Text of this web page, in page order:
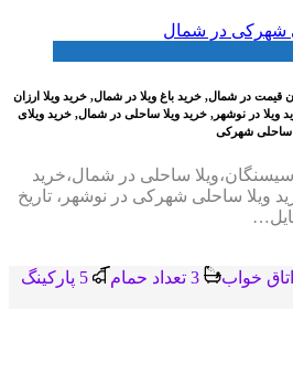
قیمت در شمال, خرید باغ ویلا در شمال, خرید ویلا ارزان
ویلا در نوشهر, خرید ویلا ساحلی در شمال, خرید ویلای
ساحلی شهرکی
ساحلی در شمال،خرید
ویلا ساحلی شهرکی در نوشهر، تاریخ